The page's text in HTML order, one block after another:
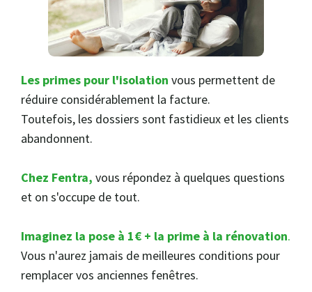
Les primes pour l'isolation vous permettent de
réduire considérablement la facture.
Toutefois, les dossiers sont fastidieux et les clients
abandonnent.
Chez Fentra, vous répondez à quelques questions
et on s'occupe de tout.
Imaginez la pose à 1€ + la prime à la rénovation.
Vous n'aurez jamais de meilleures conditions pour
remplacer vos anciennes fenêtres.